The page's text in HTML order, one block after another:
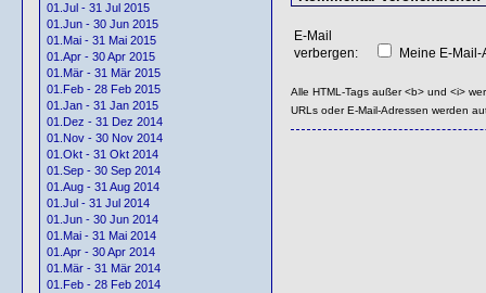
01.Jul - 31 Jul 2015
01.Jun - 30 Jun 2015
01.Mai - 31 Mai 2015
01.Apr - 30 Apr 2015
01.Mär - 31 Mär 2015
01.Feb - 28 Feb 2015
01.Jan - 31 Jan 2015
01.Dez - 31 Dez 2014
01.Nov - 30 Nov 2014
01.Okt - 31 Okt 2014
01.Sep - 30 Sep 2014
01.Aug - 31 Aug 2014
01.Jul - 31 Jul 2014
01.Jun - 30 Jun 2014
01.Mai - 31 Mai 2014
01.Apr - 30 Apr 2014
01.Mär - 31 Mär 2014
01.Feb - 28 Feb 2014
E-Mail
verbergen:
Meine E-
Alle HTML-Tags außer <b> und <i>
URLs oder E-Mail-Adressen werden